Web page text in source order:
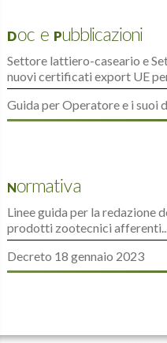
Doc e Pubblicazioni
Settore lattiero-caseario e
nuovi certificati export UE
Guida per Operatore e i suoi
Normativa
Linee guida per la redazione
prodotti zootecnici
Decreto 18 gennaio 2023